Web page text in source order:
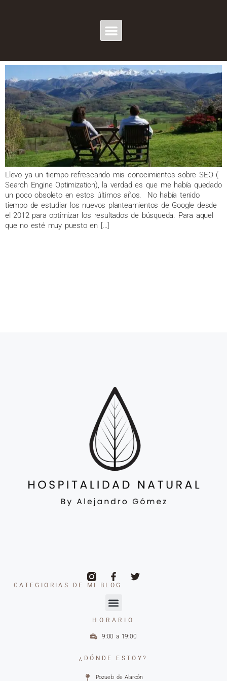
MAYO 2014
Llevo ya un tiempo refrescando mis conocimientos sobre SEO (
Search Engine Optimization), la verdad es que me había quedado
un poco obsoleto en estos últimos años. No había tenido
tiempo de estudiar los nuevos planteamientos de Google desde
el 2012 para optimizar los resultados de búsqueda. Para aquel
que no esté muy puesto en […]
CATEGIORIAS DE MI BLOG
HORARIO
9:00 a 19:00
¿DÓNDE ESTOY?
Pozuelo de Alarcón